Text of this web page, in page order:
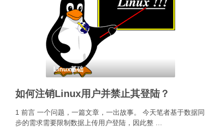
Linux基础
如何注销Linux用户并禁止其登陆？
1 前言 一个问题，一篇文章，一出故事。 今天笔者基于数据同
步的需求需要限制数据上传用户登陆，因此整 …